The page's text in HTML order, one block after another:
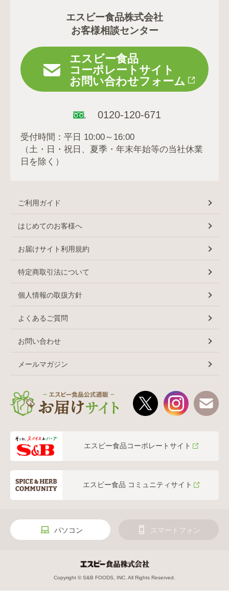
エスビー食品株式会社
お客様相談センター
エスビー食品
コーポレートサイト
お問い合わせフォーム
0120-120-671
受付時間：平日 10:00～16:00
（土・日・祝日、夏季・年末年始等の当社休業
日を除く）
ご利用ガイド
はじめてのお客様へ
お届けサイト利用規約
特定商取引法について
個人情報の取扱方針
よくあるご質問
お問い合わせ
メールマガジン
エスビー食品コーポレートサイト
エスビー食品 コミュニティサイト
パソコン スマートフォン
Copyright © S&B FOODS, INC. All Rights Reserved.